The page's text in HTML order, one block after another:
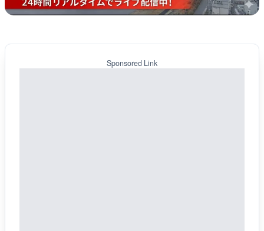
Sponsored Link